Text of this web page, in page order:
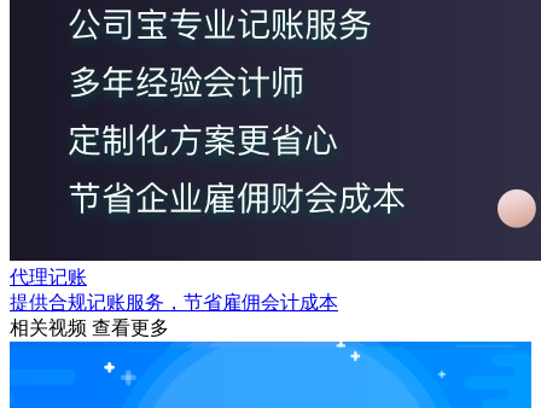
代理记账
提供合规记账服务，节省雇佣会计成本
相关视频 查看更多